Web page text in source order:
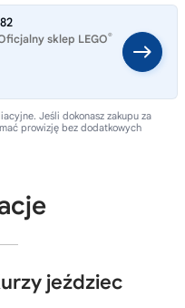
sklep LEGO®
Jeśli dokonasz zakupu za
prowizję bez dodatkowych
jeździec